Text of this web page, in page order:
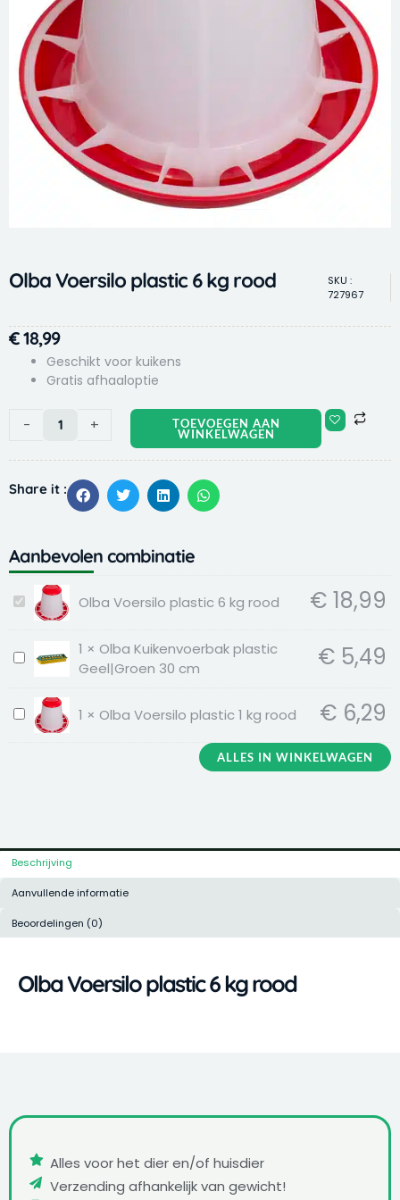
Olba Voersilo plastic 6 kg rood
SKU :
727967
€18,99
Geschikt voor kuikens
Gratis afhaaloptie
-
plastic
kg
+ TOEVOEGEN AAN
WINKELWAGEN
Share it :
Aanbevolen combinatie
Olba
Voersilo
6
rood
Olba Voersilo plastic 6 kg rood € 18,99
Olba
Kuikenvoerbak
plastic
Geel|Groen
1 × Olba Kuikenvoerbak plastic
Geel|Groen 30 cm
€ 5,49
Olba
Voersilo
1 × Olba Voersilo plastic 1 kg rood € 6,29
ALLES IN WINKELWAGEN
Beschrijving
Aanvullende informatie
Beoordelingen (0)
Olba Voersilo plastic 6 kg rood
Alles voor het dier en/of huisdier
Verzending afhankelijk van gewicht!